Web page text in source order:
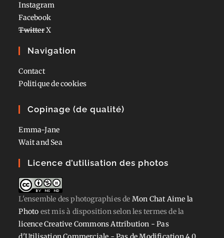
Instagram
Facebook
TwitterX
Navigation
Contact
Politique de cookies
Copinage (de qualité)
Emma-Jane
Wait and Sea
Licence d’utilisation des photos
L'ensemble des photographiesde Mon Chat Aime la
Photo est mis à disposition selon les termes de la
licence Creative Commons Attribution - Pas